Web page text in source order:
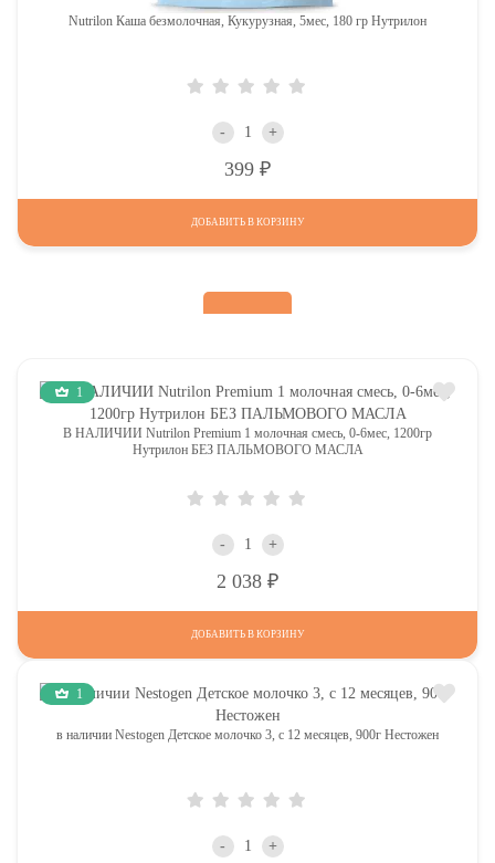
Nutrilon Каша безмолочная, Кукурузная, 5мес, 180 гр Нутрилон
- +
399
ДОБАВИТЬ В КОРЗИНУ
1
В НАЛИЧИИ Nutrilon Premium 1 молочная смесь, 0-6мес, 1200гр
Нутрилон БЕЗ ПАЛЬМОВОГО МАСЛА
- +
2 038
ДОБАВИТЬ В КОРЗИНУ
1
в наличии Nestogen Детское молочко 3, c 12 месяцев, 900г Нестожен
- +